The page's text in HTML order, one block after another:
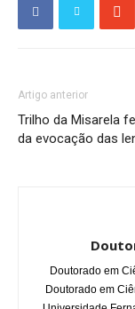
Artigo anterior
Trilho da Misarela
da evocação das
Doutorado em
Doutorado em